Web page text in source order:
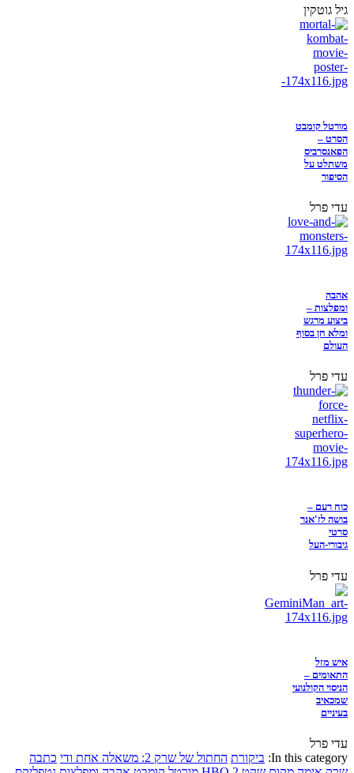
גיל גוטקין
מורטל קומבט
הסרט –
הפאנסרביס
משתלט על
הסיפור
עדי פרל
אהבה
ומפלצות –
ביצוע מרגש
ומלא חן בסוף
העולם
עדי פרל
כוח רעם –
בושה לז'אנר
סרטי
גיבורי-העל
עדי פרל
איש מזל
התאומים –
הניסוי הקולנועי
שמכאיב
בעיניים
עדי פרל
In this category: ביקורת החתול של שרק 2: משאלה אחת ודי
כתבה